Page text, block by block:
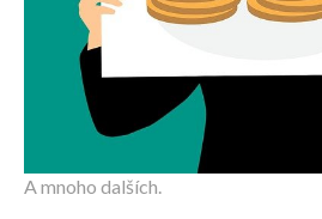
A mnoho dalších.